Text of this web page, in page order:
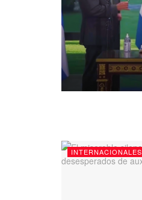
INTERNACIONALES